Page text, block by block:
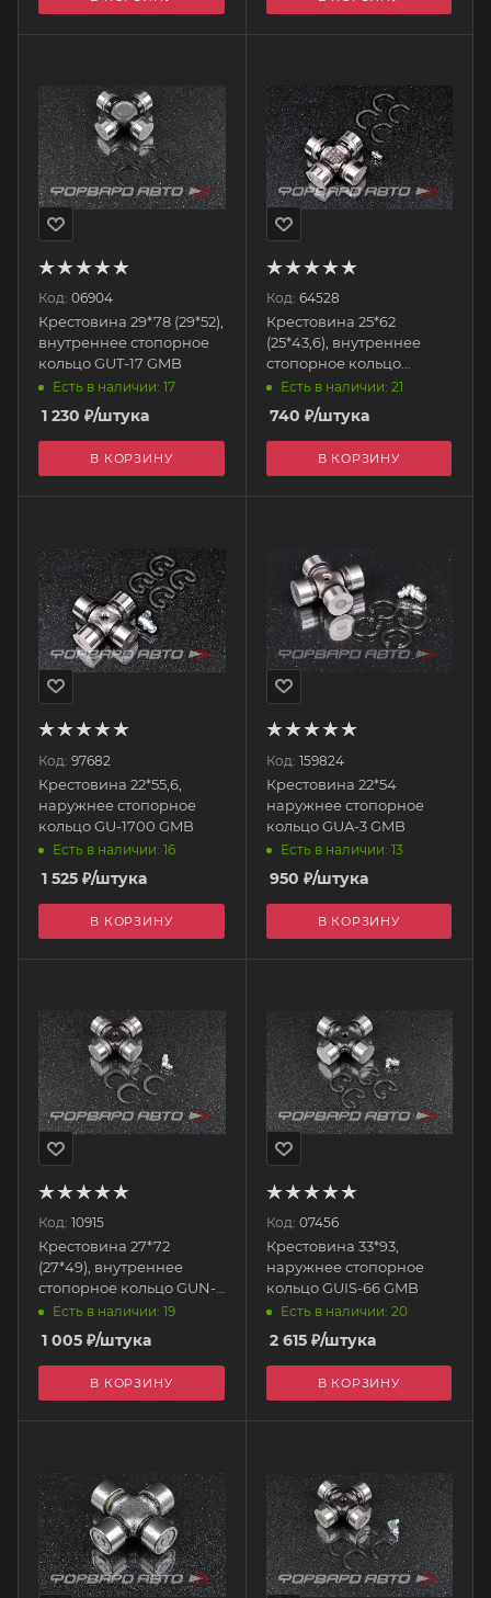
Код: 06904
Крестовина 29*78 (29*52),
внутреннее стопорное
кольцо GUT-17 GMB
Есть в наличии: 17
1 230 ₽/штука
В КОРЗИНУ
Код: 64528
Крестовина 25*62
(25*43,6), внутреннее
стопорное кольцо
GUMZ-7 GMB
Есть в наличии: 21
740 ₽/штука
В КОРЗИНУ
Код: 97682
Крестовина 22*55,6,
наружнее стопорное
кольцо GU-1700 GMB
Есть в наличии: 16
1 525 ₽/штука
В КОРЗИНУ
Код: 159824
Крестовина 22*54
наружнее стопорное
кольцо GUA-3 GMB
Есть в наличии: 13
950 ₽/штука
В КОРЗИНУ
Код: 10915
Крестовина 27*72
(27*49), внутреннее
стопорное кольцо GUN-
46 GMB
Есть в наличии: 19
1 005 ₽/штука
В КОРЗИНУ
Код: 07456
Крестовина 33*93,
наружнее стопорное
кольцо GUIS-66 GMB
Есть в наличии: 20
2 615₽/штука
В КОРЗИНУ